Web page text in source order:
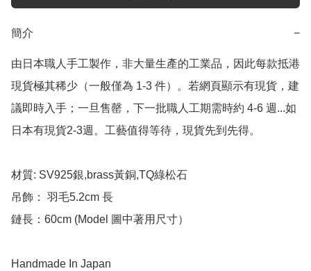
簡介 −
由日本職人手工製作，非大量生產的工業品，因此每款抵港
現貨極其稀少（一般僅為 1-3 件）。若網頁顯示有現貨，建
議即時入手；一旦售罄，下一批職人工期需時約 4-6 週...如
日本有現貨2-3週。工藝值得等待，現貨先到先得。
材質: SV925銀,brass黃銅,TQ綠松石
吊飾： 羽毛5.2cm 長
鏈長：60cm (Model 圖中著用尺寸）
Handmade In Japan